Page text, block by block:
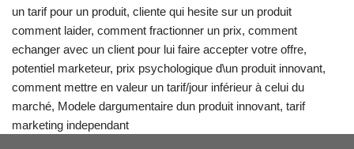
un tarif pour un produit, cliente qui hesite sur un produit
comment laider, comment fractionner un prix, comment
echanger avec un client pour lui faire accepter votre offre,
potentiel marketeur, prix psychologique d\un produit innovant,
comment mettre en valeur un tarif/jour inférieur à celui du
marché, Modele dargumentaire dun produit innovant, tarif
marketing independant